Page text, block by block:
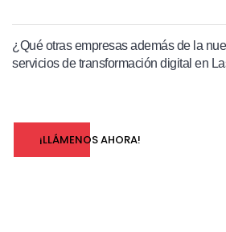
¿Qué otras empresas además de la
servicios de transformación digital en
¡LLÁMENOS AHORA!